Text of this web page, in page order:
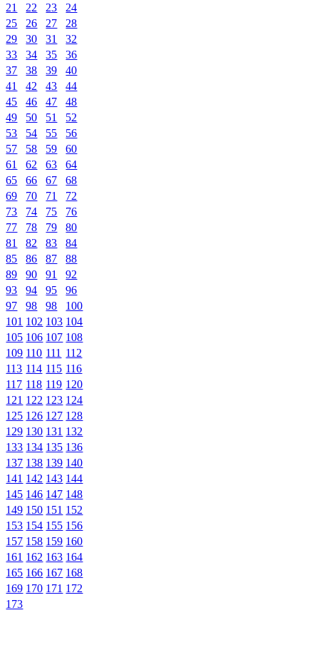
21
22 23
24
25
26 27
28
29
30 31
32
33
34 35
36
37
38 39
40
41
42 43
44
45
46 47
48
49
50 51
52
53
54 55
56
57
58 59
60
61
62 63
64
65
66 67
68
69
70 71
72
73
74 75
76
77
78 79
80
81
82 83
84
85
86 87
88
89
90 91
92
93
94 95
96
97
98 98
100
101 102 103 104
105 106 107 108
109 110 111 112
113 114 115 116
117 118 119 120
121 122 123 124
125 126 127 128
129 130 131 132
133 134 135 136
137 138 139 140
141 142 143 144
145 146 147 148
149 150 151 152
153 154 155 156
157 158 159 160
161 162 163 164
165 166 167 168
169 170 171 172
173